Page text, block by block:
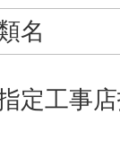
名
定工事